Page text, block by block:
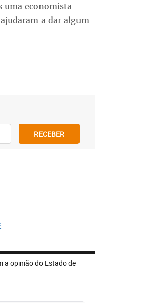
uma economista
a dar algum
RECEBER
a opinião do Estado de